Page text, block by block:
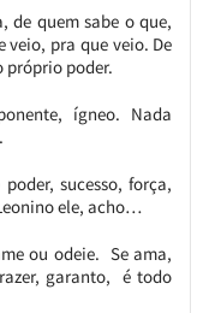
de quem sabe o que,
veio, pra que veio. De
próprio poder.
ígneo. Nada
sucesso, força,
ele, acho…
ou odeie. Se ama,
garanto, é todo